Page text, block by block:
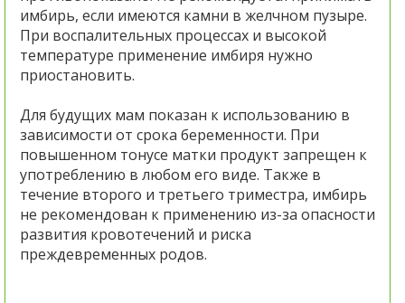
имбирь, если имеются камни в желчном пузыре.
При воспалительных процессах и высокой
температуре применение имбиря нужно
приостановить.
Для будущих мам показан к использованию в
зависимости от срока беременности. При
повышенном тонусе матки продукт запрещен к
употреблению в любом его виде. Также в
течение второго и третьего триместра, имбирь
не рекомендован к применению из-за опасности
развития кровотечений и риска
преждевременных родов.